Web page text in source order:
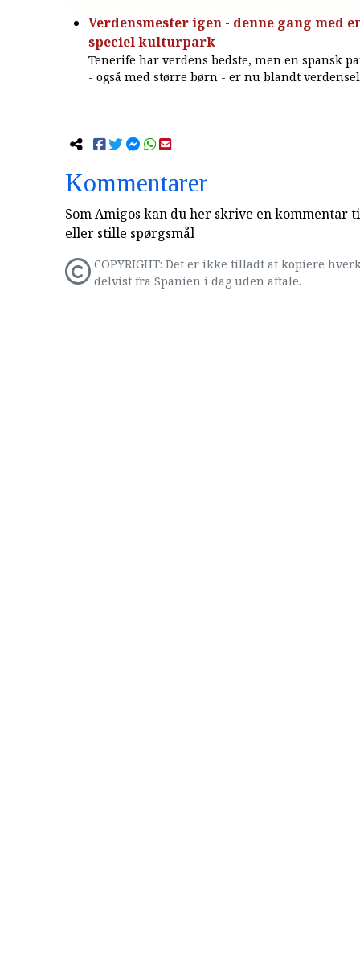
Verdensmester igen - denne gang med
speciel kulturpark
Tenerife har verdens bedste, men en spansk
- også med større børn - er nu blandt
Kommentarer
Som Amigos kan du her skrive en kommentar
eller stille spørgsmål
COPYRIGHT: Det er ikke tilladt at kopiere
delvist fra Spanien i dag uden aftale.